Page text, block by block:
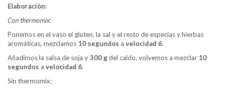
Elaboración:
Con thermomix:
Ponemos en el vaso el gluten, la sal y el resto de especias y hierbas
aromáticas, mezclamos 10 segundos a velocidad 6.
Añadimos la salsa de soja y300 gdel caldo, volvemos a mezclar 10
segundos a velocidad 6.
Sin thermomix: